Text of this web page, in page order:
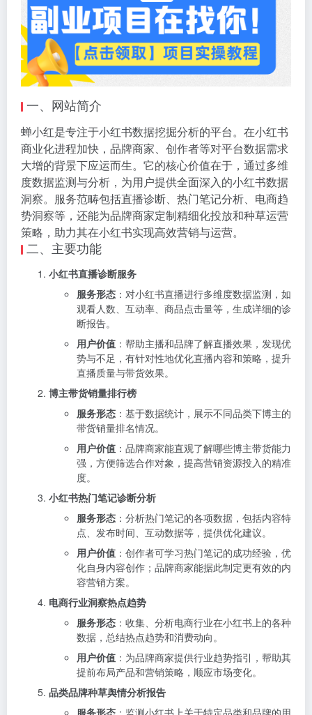
一、网站简介
蝉小红是专注于小红书数据挖掘分析的平台。在小红书
商业化进程加快，品牌商家、创作者等对平台数据需求
大增的背景下应运而生。它的核心价值在于，通过多维
度数据监测与分析，为用户提供全面深入的小红书数据
洞察。服务范畴包括直播诊断、热门笔记分析、电商趋
势洞察等，还能为品牌商家定制精细化投放和种草运营
策略，助力其在小红书实现高效营销与运营。
二、主要功能
小红书直播诊断服务
服务形态 ：对小红书直播进行多维度数据监测，如
观看人数、互动率、商品点击量等，生成详细的诊
断报告。
用户价值 ：帮助主播和品牌了解直播效果，发现优
势与不足，有针对性地优化直播内容和策略，提升
直播质量与带货效果。
博主带货销量排行榜
服务形态 ：基于数据统计，展示不同品类下博主的
带货销量排名情况。
用户价值 ：品牌商家能直观了解哪些博主带货能力
强，方便筛选合作对象，提高营销资源投入的精准
度。
小红书热门笔记诊断分析
服务形态 ：分析热门笔记的各项数据，包括内容特
点、发布时间、互动数据等，提供优化建议。
用户价值 ：创作者可学习热门笔记的成功经验，优
化自身内容创作；品牌商家能据此制定更有效的内
容营销方案。
电商行业洞察热点趋势
服务形态 ：收集、分析电商行业在小红书上的各种
数据，总结热点趋势和消费动向。
用户价值 ：为品牌商家提供行业趋势指引，帮助其
提前布局产品和营销策略，顺应市场变化。
品类品牌种草舆情分析报告